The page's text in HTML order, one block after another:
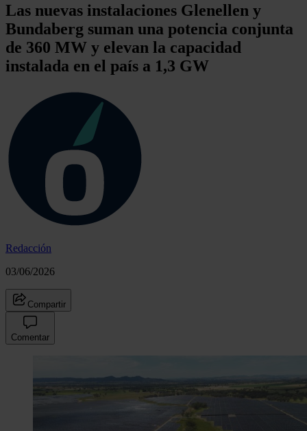
Las nuevas instalaciones Glenellen y
Bundaberg suman una potencia conjunta
de 360 MW y elevan la capacidad
instalada en el país a 1,3 GW
Redacción
03/06/2026
Compartir
Comentar